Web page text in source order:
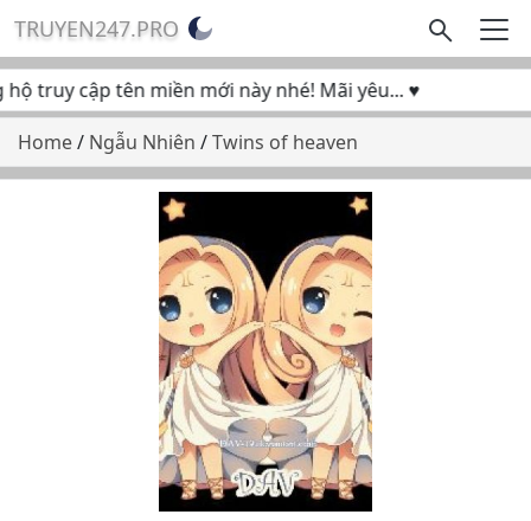
TRUYEN247.PRO
truy cập tên miền mới này nhé! Mãi yêu... ♥
Home/ Ngẫu Nhiên /Twins of heaven